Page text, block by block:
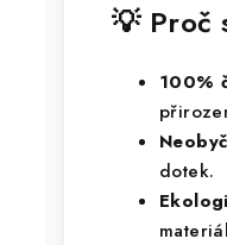
💡 Proč
100%
dotek.